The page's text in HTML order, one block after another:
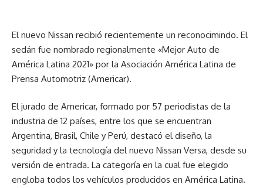
El nuevo Nissan recibió recientemente un reconocimindo. El
sedán fue nombrado regionalmente «Mejor Auto de
América Latina 2021» por la Asociación América Latina de
Prensa Automotriz (Americar).
El jurado de Americar, formado por 57 periodistas de la
industria de 12 países, entre los que se encuentran
Argentina, Brasil, Chile y Perú, destacó el diseño, la
seguridad y la tecnología del nuevo Nissan Versa, desde su
versión de entrada. La categoría en la cual fue elegido
engloba todos los vehículos producidos en América Latina.